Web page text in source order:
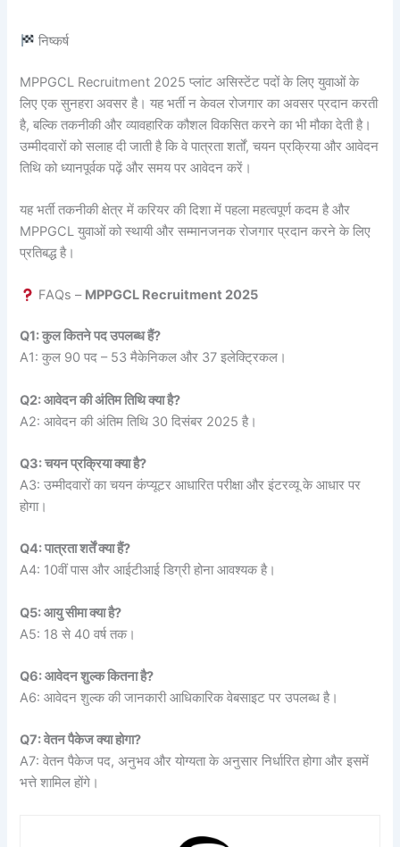
निष्कर्ष
MPPGCL Recruitment 2025 प्लांट असिस्टेंट पदों के लिए युवाओं के
लिए एक सुनहरा अवसर है। यह भर्ती न केवल रोजगार का अवसर प्रदान करती
है, बल्कि तकनीकी और व्यावहारिक कौशल विकसित करने का भी मौका देती है।
उम्मीदवारों को सलाह दी जाती है कि वे पात्रता शर्तों, चयन प्रक्रिया और आवेदन
तिथि को ध्यानपूर्वक पढ़ें और समय पर आवेदन करें।
यह भर्ती तकनीकी क्षेत्र में करियर की दिशा में पहला महत्वपूर्ण कदम है और
MPPGCL युवाओं को स्थायी और सम्मानजनक रोजगार प्रदान करने के लिए
प्रतिबद्ध है।
FAQs – MPPGCL Recruitment 2025
Q1: कुल कितने पद उपलब्ध हैं?
A1: कुल 90 पद – 53 मैकेनिकल और 37 इलेक्ट्रिकल।
Q2: आवेदन की अंतिम तिथि क्या है?
A2: आवेदन की अंतिम तिथि 30 दिसंबर 2025 है।
Q3: चयन प्रक्रिया क्या है?
A3: उम्मीदवारों का चयन कंप्यूटर आधारित परीक्षा और इंटरव्यू के आधार पर
होगा।
Q4: पात्रता शर्तें क्या हैं?
A4: 10वीं पास और आईटीआई डिग्री होना आवश्यक है।
Q5: आयु सीमा क्या है?
A5: 18 से 40 वर्ष तक।
Q6: आवेदन शुल्क कितना है?
A6: आवेदन शुल्क की जानकारी आधिकारिक वेबसाइट पर उपलब्ध है।
Q7: वेतन पैकेज क्या होगा?
A7: वेतन पैकेज पद, अनुभव और योग्यता के अनुसार निर्धारित होगा और इसमें
भत्ते शामिल होंगे।